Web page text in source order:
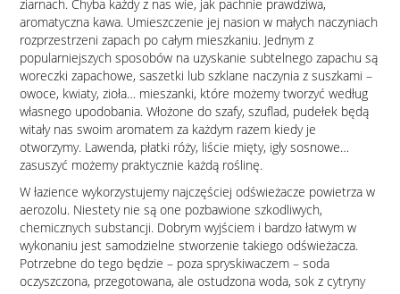
ziarnach. Chyba każdy z nas wie, jak pachnie prawdziwa,
aromatyczna kawa. Umieszczenie jej nasion w małych naczyniach
rozprzestrzeni zapach po całym mieszkaniu. Jednym z
popularniejszych sposobów na uzyskanie subtelnego zapachu są
woreczki zapachowe, saszetki lub szklane naczynia z suszkami –
owoce, kwiaty, zioła… mieszanki, które możemy tworzyć według
własnego upodobania. Włożone do szafy, szuflad, pudełek będą
witały nas swoim aromatem za każdym razem kiedy je
otworzymy. Lawenda, płatki róży, liście mięty, igły sosnowe…
zasuszyć możemy praktycznie każdą roślinę.
W łazience wykorzystujemy najczęściej odświeżacze powietrza w
aerozolu. Niestety nie są one pozbawione szkodliwych,
chemicznych substancji. Dobrym wyjściem i bardzo łatwym w
wykonaniu jest samodzielne stworzenie takiego odświeżacza.
Potrzebne do tego będzie – poza spryskiwaczem – soda
oczyszczona, przegotowana, ale ostudzona woda, sok z cytryny